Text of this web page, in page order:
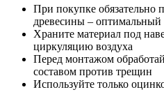
При покупке обязательно
древесины – оптимальный
Храните материал под
циркуляцию воздуха
Перед монтажом
составом против трещин
Используйте только